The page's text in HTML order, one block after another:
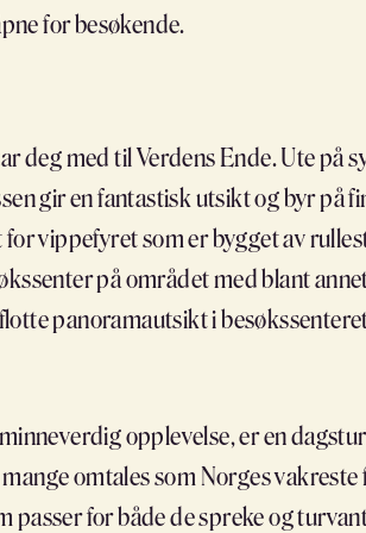
for besøkende.
med til Verdens Ende. Ute på
gir en fantastisk utsikt og byr på
vippefyret som er bygget av
på området med blant
panoramautsikt i
opplevelse, er en
omtales som Norges vakreste
passer for både de spreke og